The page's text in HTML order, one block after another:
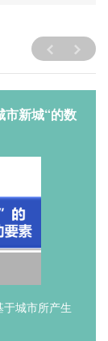
新城“的数
城市所产生